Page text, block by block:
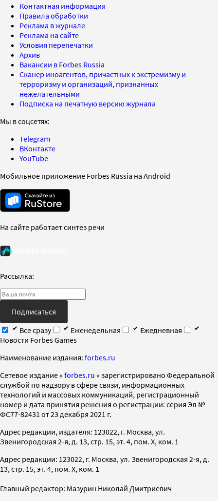
Контактная информация
Правила обработки
Реклама в журнале
Реклама на сайте
Условия перепечатки
Архив
Вакансии в Forbes Russia
Сканер иноагентов, причастных к экстремизму и
терроризму и организаций, признанных
нежелательными
Подписка на печатную версию журнала
Мы в соцсетях:
Telegram
ВКонтакте
YouTube
Мобильное приложение Forbes Russia на Android
На сайте работает синтез речи
Рассылка:
Подписаться
Все сразу
Еженедельная
Ежедневная
Новости Forbes Games
Наименование издания: forbes.ru
Cетевое издание « forbes.ru » зарегистрировано Федеральной
службой по надзору в сфере связи, информационных
технологий и массовых коммуникаций, регистрационный
номер и дата принятия решения о регистрации: серия Эл №
ФС77-82431 от 23 декабря 2021 г.
Адрес редакции, издателя: 123022, г. Москва, ул.
Звенигородская 2-я, д. 13, стр. 15, эт. 4, пом. X, ком. 1
Адрес редакции: 123022, г. Москва, ул. Звенигородская 2-я, д.
13, стр. 15, эт. 4, пом. X, ком. 1
Главный редактор: Мазурин Николай Дмитриевич